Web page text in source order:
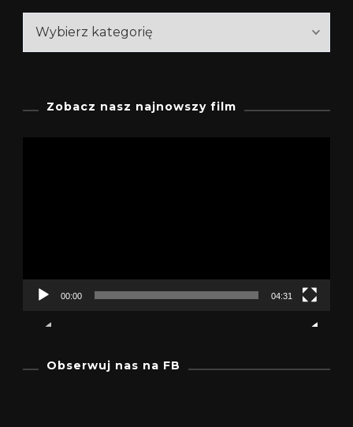
Kategorie
Zobacz nasz najnowszy film
00:00 04:31
Obserwuj nas na FB